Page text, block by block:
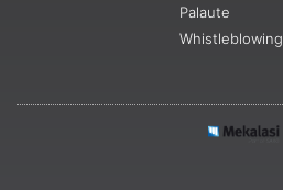
Palaute
Whistleblowing